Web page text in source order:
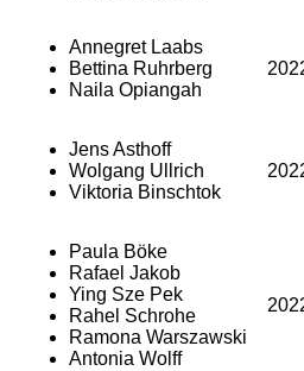
Annegret Laabs
Bettina Ruhrberg
Naila Opiangah
Jens Asthoff
Wolgang Ullrich
Viktoria Binschtok
Paula Böke
Rafael Jakob
Ying Sze Pek
Rahel Schrohe
Ramona Warszawski
Antonia Wolff